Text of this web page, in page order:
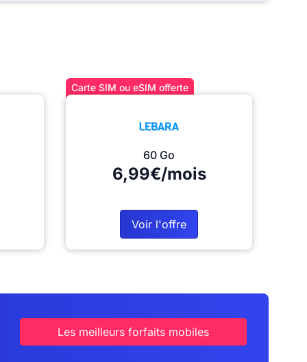
Carte SIM ou eSIM offerte
60 Go
6,99€/mois
Voir l'offre
Les meilleurs forfaits mobiles